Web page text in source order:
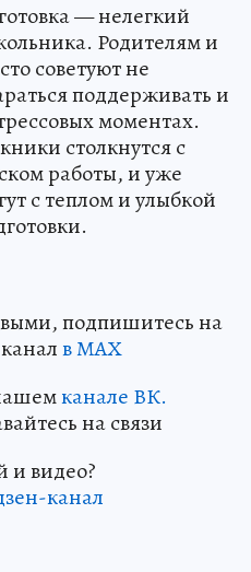
— нелегкий
Родителям и
советуют не
поддерживать и
моментах.
столкнутся с
работы, и уже
с теплом и улыбкой
подпишитесь на
в МАХ
канале ВК.
на связи
и видео?
канал